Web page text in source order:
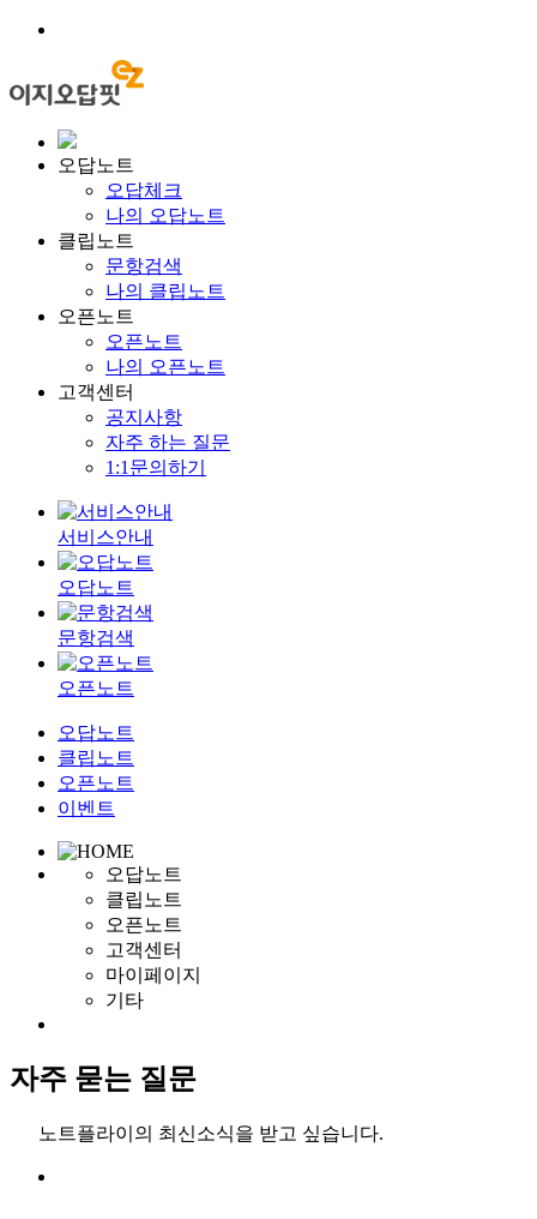
오답노트
오답체크
나의 오답노트
클립노트
문항검색
나의 클립노트
오픈노트
오픈노트
나의 오픈노트
고객센터
공지사항
자주 하는 질문
1:1문의하기
서비스안내
오답노트
문항검색
오픈노트
오답노트
클립노트
오픈노트
이벤트
오답노트
클립노트
오픈노트
고객센터
마이페이지
기타
자주 묻는 질문
노트플라이의 최신소식을 받고 싶습니다.